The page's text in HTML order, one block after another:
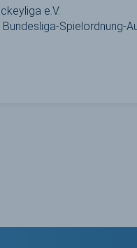
e.V.
Spielordnung-